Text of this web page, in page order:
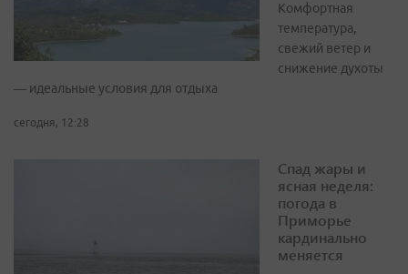
Комфортная
температура,
свежий ветер и
снижение духоты
— идеальные условия для отдыха
сегодня, 12:28
Спад жары и
ясная неделя:
погода в
Приморье
кардинально
меняется